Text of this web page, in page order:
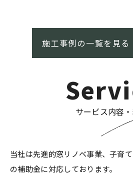
サービス内容
当社は先進的窓リノベ事業、子育
の補助金に対応しております。